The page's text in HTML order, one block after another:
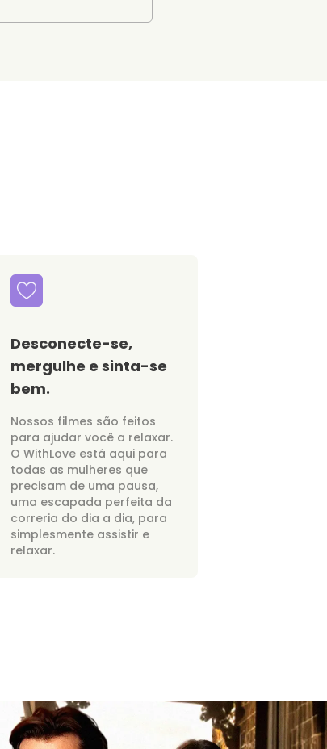
Desconecte-se,
mergulhe e sinta-se
bem.
Nossos filmes são feitos
para ajudar você a relaxar.
O WithLove está aqui para
todas as mulheres que
precisam de uma pausa,
uma escapada perfeita da
correria do dia a dia, para
simplesmente assistir e
relaxar.